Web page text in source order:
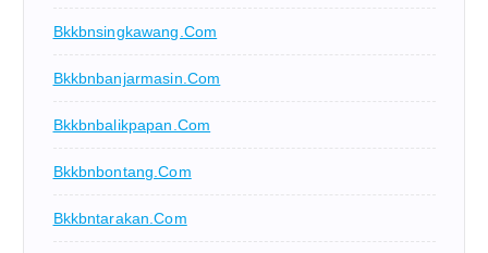
Bkkbnsingkawang.com
Bkkbnbanjarmasin.com
Bkkbnbalikpapan.com
Bkkbnbontang.com
Bkkbntarakan.com